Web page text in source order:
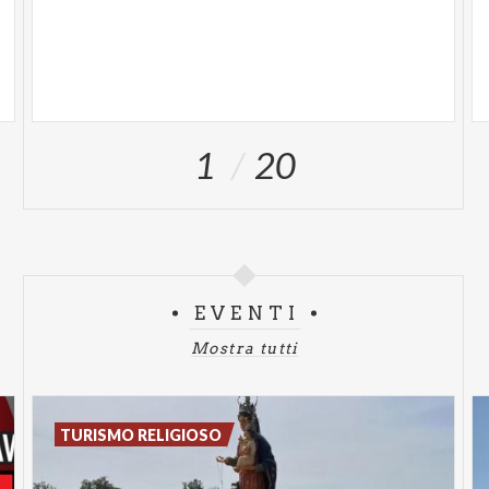
Tra le novità della terza edizione spiccano due
Cripta del Camposanto dei Canonici
conserva preziosi mosaici risalenti all’XI secolo. A
questi si aggiungono inoltre:il Parco Bastioni di
Porta Mosa
, resti dell’unica porta di accesso alla
1 20
EVENTI
Mostra tutti
TURISMO RELIGIOSO